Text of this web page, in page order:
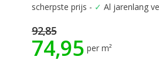
scherpste prijs - ✓ Al jarenlang
92,85
74,95 per m²